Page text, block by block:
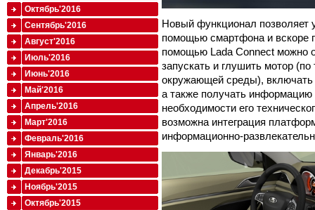
Новый функционал позволяет
помощью смартфона и вскоре
помощью Lada Connect можно
запускать и глушить мотор
окружающей среды), включать
а также получать информацию
необходимости его
возможна интеграция
информационно-
Октябрь'2016
Сентябрь'2016
Август'2016
Июль'2016
Июнь'2016
Май'2016
Апрель'2016
Март'2016
Февраль'2016
Январь'2016
Декабрь'2015
Ноябрь'2015
Октябрь'2015